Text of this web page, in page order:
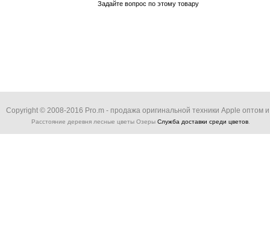
Задайте вопрос по этому товару
Copyright © 2008-2016 Pro.m - продажа оригинальной техники Apple оптом и
Расстояние деревня лесные цветы Озеры Служба доставки среди цветов.